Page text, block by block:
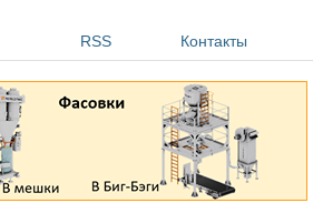
RSS Контакты